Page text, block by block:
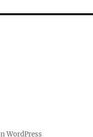
WordPress